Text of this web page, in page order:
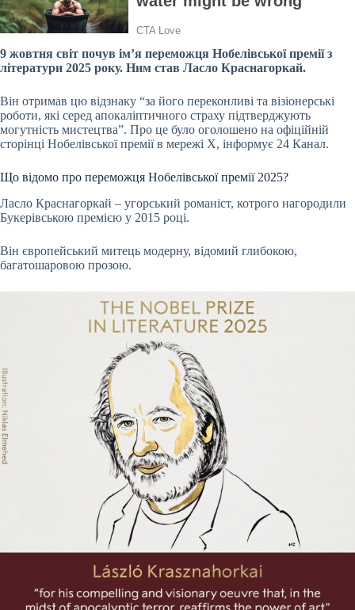
9 жовтня світ почув ім’я переможця Нобелівської премії з
літератури 2025 року. Ним став Ласло Краснагоркай.
Він отримав цю відзнаку “за його переконливі та візіонерські
роботи, які серед апокаліптичного страху підтверджують
могутність мистецтва”. Про це було оголошено на офіційній
сторінці Нобелівської премії в мережі Х, інформує 24 Канал.
Що відомо про переможця Нобелівської премії 2025?
Ласло Краснагоркай – угорський романіст, котрого нагородили
Букерівською премією у 2015 році.
Він європейський митець модерну, відомий глибокою,
багатошаровою прозою.